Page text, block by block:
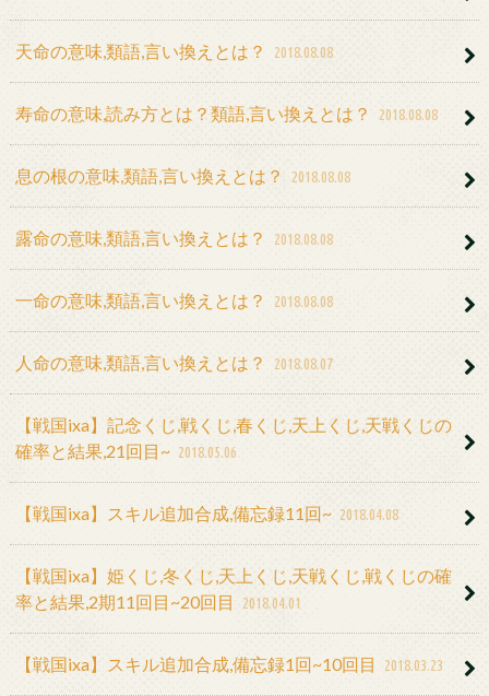
天命の意味,類語,言い換えとは？ 2018.08.08
寿命の意味,読み方とは？類語,言い換えとは？ 2018.08.08
息の根の意味,類語,言い換えとは？ 2018.08.08
露命の意味,類語,言い換えとは？ 2018.08.08
一命の意味,類語,言い換えとは？ 2018.08.08
人命の意味,類語,言い換えとは？ 2018.08.07
【戦国ixa】記念くじ,戦くじ,春くじ,天上くじ,天戦くじの
確率と結果,21回目~ 2018.05.06
【戦国ixa】スキル追加合成,備忘録11回~ 2018.04.08
【戦国ixa】姫くじ,冬くじ,天上くじ,天戦くじ,戦くじの確
率と結果,2期11回目~20回目
2018.04.01
【戦国ixa】スキル追加合成,備忘録1回~10回目 2018.03.23